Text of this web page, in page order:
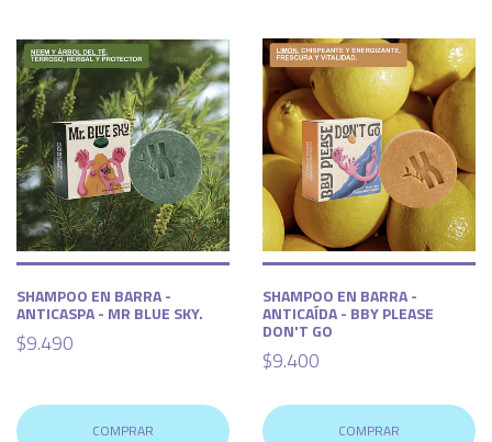
SHAMPOO EN BARRA -
ANTICASPA - MR BLUE SKY.
$9.490
COMPRAR
SHAMPOO EN BARRA -
ANTICAÍDA - BBY PLEASE
DON'T GO
$9.400
COMPRAR